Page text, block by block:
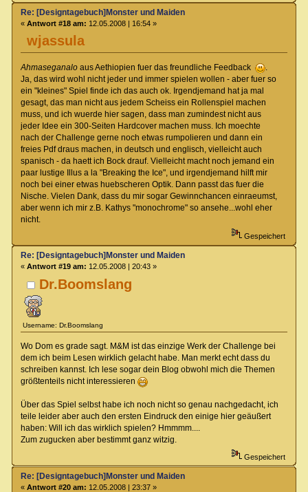
wjassula
Re: [Designtagebuch]Monster und Maiden
« Antwort #18 am: 12.05.2008 | 16:54 »
Ahmaseganaloaus Aethiopien fuer das freundliche Feedback
.
Ja, das wird wohl nicht jeder und immer spielen wollen - aber fuer so
ein "kleines" Spiel finde ich das auch ok. Irgendjemand hat ja mal
gesagt, das man nicht aus jedem Scheiss ein Rollenspiel machen
muss, und ich wuerde hier sagen, dass man zumindest nicht aus
jeder Idee ein 300-Seiten Hardcover machen muss. Ich moechte
nach der Challenge gerne noch etwas rumpolieren und dann ein
freies Pdf draus machen, in deutsch und englisch, vielleicht auch
spanisch - da haett ich Bock drauf. Vielleicht macht noch jemand ein
paar lustige Illus a la "Breaking the Ice", und irgendjemand hilft mir
noch bei einer etwas huebscheren Optik. Dann passt das fuer die
Nische. Vielen Dank, dass du mir sogar Gewinnchancen einraeumst,
aber wenn ich mir z.B. Kathys "monochrome" so ansehe...wohl eher
nicht.
Gespeichert
Dr.Boomslang
Username: Dr.Boomslang
Re: [Designtagebuch]Monster und Maiden
« Antwort #19 am: 12.05.2008 | 20:43 »
Wo Dom es grade sagt. M&M ist das einzige Werk der Challenge bei
dem ich beim Lesen wirklich gelacht habe. Man merkt echt dass du
schreiben kannst. Ich lese sogar dein Blog obwohl mich die Themen
größtenteils nicht interessieren
Über das Spiel selbst habe ich noch nicht so genau nachgedacht, ich
teile leider aber auch den ersten Eindruck den einige hier geäußert
haben: Will ich das wirklich spielen? Hmmmm....
Zum zugucken aber bestimmt ganz witzig.
Gespeichert
Re: [Designtagebuch]Monster und Maiden
« Antwort #20 am: 12.05.2008 | 23:37 »